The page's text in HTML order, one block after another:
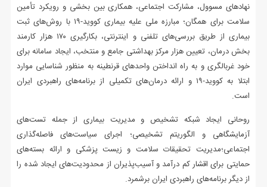
نهادهای مسوول، مشارکت اجتماعی، همکاری بین بخشی و رویکرد تأمین
سلامت برای همگان؛ مبارزه ملی علیه بیماری کووید-۱۹ با روش‌های ثبت
بیماری از طریق بررسی‌های تلفنی و اینترنتی، بکارگیری ۱۷۰ هزار کارمند
بخش درمان، تعیین هزار مرکز بهداشتی جامع و منتخب، ایجاد سامانه برای
خود غربالگری و به راه انداختن واحدهای قرنطینه به منظور شناسایی موارد
ابتلا به کووید-۱۹ و ارائه درمان‌های تکمیلی از برنامه‌های راهبردی ایران
است.
روحانی ایجاد شبکه تشخیص و مدیریت بیماری از جمله تست‌های
آزمایشگاهی و الگوریتم تشخیصی؛ اجرای سیاست‌های فاصله‌گذاری
اجتماعی؛مدیریت تحقیقات سلامت و زیست پزشکی و ارائه بسته‌های
حمایتی برای اقشار کم درآمد و آسیب‌پذیران از محدودیت‌های ایجاد شده را
از دیگر برنامه‌های راهبردی ایران برشمرد.